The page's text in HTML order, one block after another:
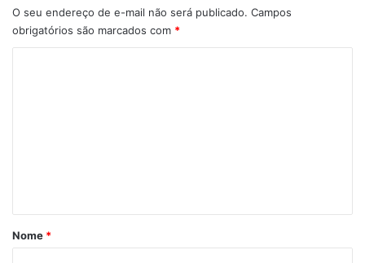
O seu endereço de e-mail não será publicado. Campos
obrigatórios são marcados com *
r
Nome *